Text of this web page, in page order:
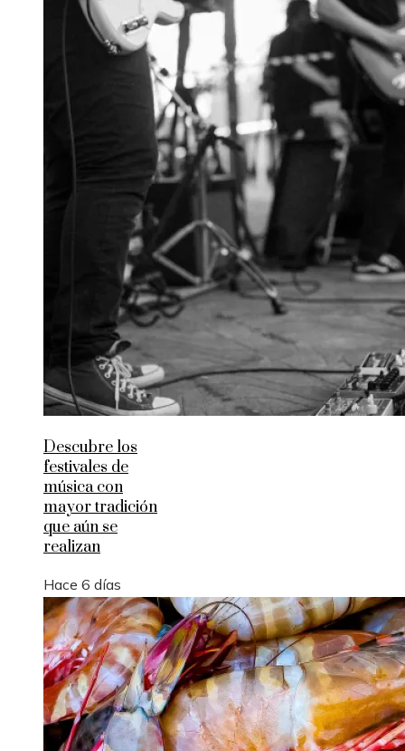
Descubre los
festivales de
música con
mayor tradición
que aún se
realizan
Hace 6 días